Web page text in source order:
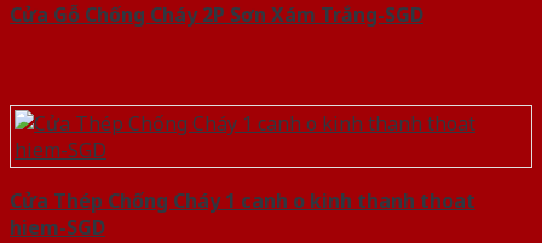
Cửa Gỗ Chống Cháy 2P Sơn Xám Trắng-SGD
Cửa Thép Chống Cháy 1 canh o kinh thanh thoat
hiem-SGD